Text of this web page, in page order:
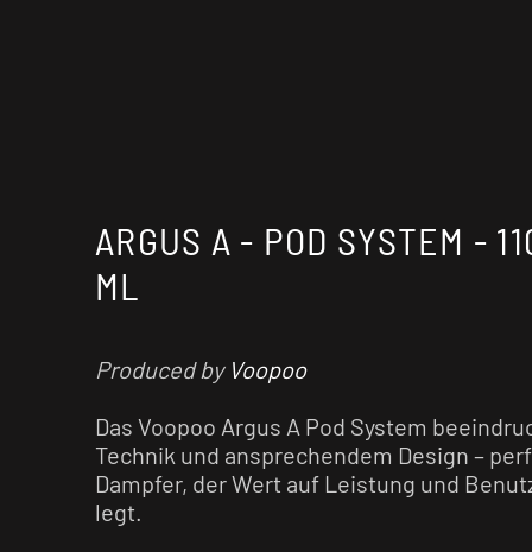
ARGUS A - POD SYSTEM -
ML
Produced by Voopoo
Das Voopoo Argus A Pod System
Technik und ansprechendem Design –
Dampfer, der Wert auf Leistung und
legt.